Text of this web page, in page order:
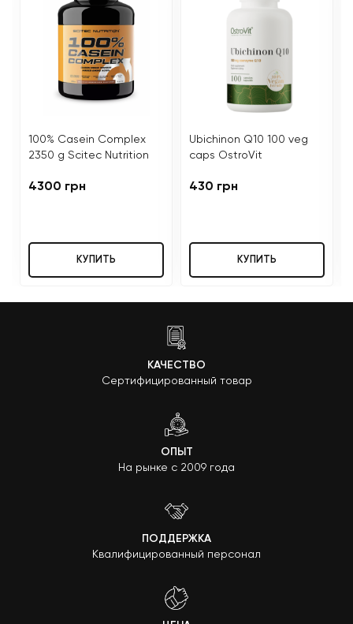
100% Casein Complex
2350 g Scitec Nutrition
4300 грн
КУПИТЬ
Ubichinon Q10 100 veg
caps OstroVit
430 грн
КУПИТЬ
КАЧЕСТВО
Сертифицированный товар
ОПЫТ
На рынке с 2009 года
ПОДДЕРЖКА
Квалифицированный персонал